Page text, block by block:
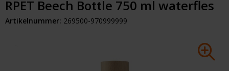
Tassen & Reizen
Kerst
Alle merken
RPET Beech Bottle 750 ml waterfles
Artikelnummer: 269500-970999999